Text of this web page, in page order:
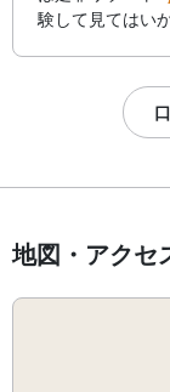
験して見てはい
地図・アクセ